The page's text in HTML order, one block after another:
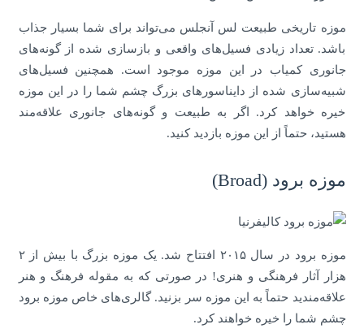
موزه تاریخی طبیعت لس آنجلس می‌تواند برای شما بسیار جذاب
باشد. تعداد زیادی فسیل‌های واقعی و بازسازی شده از گونه‌های
جانوری کمیاب در این موزه موجود است. همچنین فسیل‌های
شبیه‌سازی شده از دایناسورهای بزرگ چشم شما را در این موزه
خیره خواهد کرد. اگر به طبیعت و گونه‌های جانوری علاقه‌مند
هستید، حتماً از این موزه بازدید کنید.
موزه برود (Broad)
موزه برود در سال ۲۰۱۵ افتتاح شد. یک موزه بزرگ با بیش از ۲
هزار آثار فرهنگی و هنری! در صورتی که به مقوله فرهنگ و هنر
علاقه‌مندید حتماً به این موزه سر بزنید. گالری‌های خاص موزه برود
چشم شما را خیره خواهند کرد.